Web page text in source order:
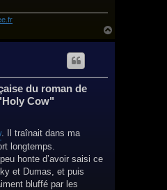
du roman de
Cow"
. Il traînait dans ma
longtemps.
honte d’avoir saisi ce
et Dumas, et puis
bluffé par les